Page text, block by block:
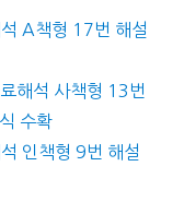
A책형 17번 해설
해석 사책형 13번
수확
인책형 9번 해설